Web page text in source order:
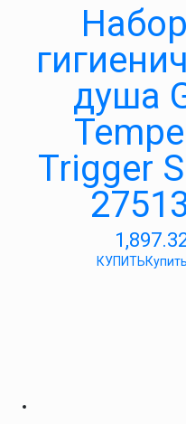
душа
Trigger
КУПИТЬ